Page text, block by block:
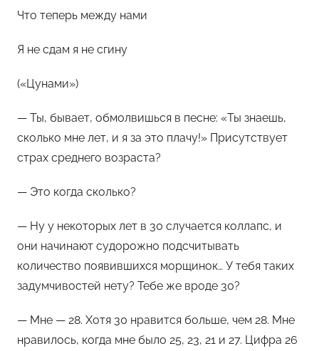
Что теперь между нами
Я не сдам я не сгину
(«Цунами»)
— Ты, бывает, обмолвишься в песне: «Ты знаешь,
сколько мне лет, и я за это плачу!» Присутствует
страх среднего возраста?
— Это когда сколько?
— Ну у некоторых лет в 30 случается коллапс, и
они начинают судорожно подсчитывать
количество появившихся морщинок… У тебя таких
задумчивостей нету? Тебе же вроде 30?
— Мне — 28. Хотя 30 нравится больше, чем 28. Мне
нравилось, когда мне было 25, 23, 21 и 27. Цифра 26